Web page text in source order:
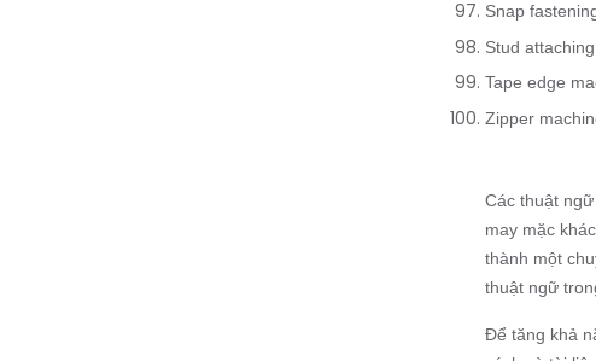
Snap
Stud
Tape edge
Zipper
Các thuật
may mặc
thành một
thuật ngữ
Để tăng khả